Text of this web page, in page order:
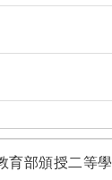
育部頒授二等